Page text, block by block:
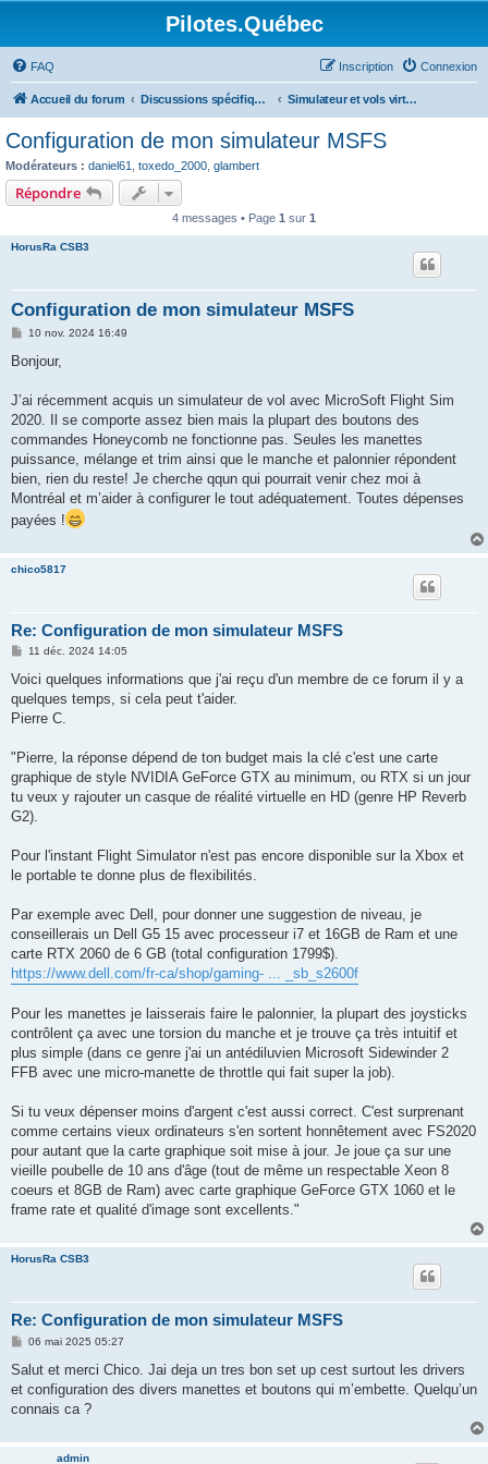
Pilotes.Québec
FAQ Connexion
Inscription
Accueil du forum Discussions spécifiques et techniques Simulateur et vols virtuels
Configuration de mon simulateur MSFS
Modérateurs : daniel61 toxedo_2000 glambert
Répondre
4 messages • Page 1 sur 1
HorusRa CSB3
Configuration de mon simulateur MSFS
M
s
g
10 nov. 2024 16:49
Bonjour,
J’ai récemment acquis un simulateur de vol avec MicroSoft Flight Sim
2020. Il se comporte assez bien mais la plupart des boutons des
commandes Honeycomb ne fonctionne pas. Seules les manettes
puissance, mélange et trim ainsi que le manche et palonnier répondent
bien, rien du reste! Je cherche qqun qui pourrait venir chez moi à
Montréal et m’aider à configurer le tout adéquatement. Toutes dépenses
payées !
chico5817
Re: Configuration de mon simulateur MSFS
M
s
a
g
11 déc. 2024 14:05
Voici quelques informations que j'ai reçu d'un membre de ce forum il y a
quelques temps, si cela peut t'aider.
Pierre C.
"Pierre, la réponse dépend de ton budget mais la clé c'est une carte
graphique de style NVIDIA GeForce GTX au minimum, ou RTX si un jour
tu veux y rajouter un casque de réalité virtuelle en HD (genre HP Reverb
G2).
Pour l'instant Flight Simulator n'est pas encore disponible sur la Xbox et
le portable te donne plus de flexibilités.
Par exemple avec Dell, pour donner une suggestion de niveau, je
conseillerais un Dell G5 15 avec processeur i7 et 16GB de Ram et une
carte RTX 2060 de 6 GB (total configuration 1799$).
https://www.dell.com/fr-ca/shop/gaming- ... _sb_s2600f
Pour les manettes je laisserais faire le palonnier, la plupart des joysticks
contrôlent ça avec une torsion du manche et je trouve ça très intuitif et
plus simple (dans ce genre j'ai un antédiluvien Microsoft Sidewinder 2
FFB avec une micro-manette de throttle qui fait super la job).
Si tu veux dépenser moins d'argent c'est aussi correct. C'est surprenant
comme certains vieux ordinateurs s'en sortent honnêtement avec FS2020
pour autant que la carte graphique soit mise à jour. Je joue ça sur une
vieille poubelle de 10 ans d'âge (tout de même un respectable Xeon 8
coeurs et 8GB de Ram) avec carte graphique GeForce GTX 1060 et le
frame rate et qualité d'image sont excellents."
HorusRa CSB3
Re: Configuration de mon simulateur MSFS
M
s
a
g
06 mai 2025 05:27
Salut et merci Chico. Jai deja un tres bon set up cest surtout les drivers
et configuration des divers manettes et boutons qui m’embette. Quelqu’un
connais ca ?
admin